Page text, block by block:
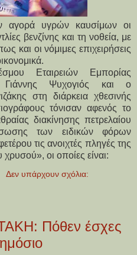
αγορά υγρών καυσίμων οι
βενζίνης και τη νοθεία, με
και οι νόμιμες επιχειρήσεις
Εταιρειών Εμπορίας
Γιάννης Ψυχογιός και ο
στη διάρκεια χθεσινής
τόνισαν αφενός το
διακίνησης πετρελαίου
των ειδικών φόρων
τις ανοιχτές πληγές της
οι οποίες είναι:
Δεν υπάρχουν σχόλια:
Πόθεν έσχες